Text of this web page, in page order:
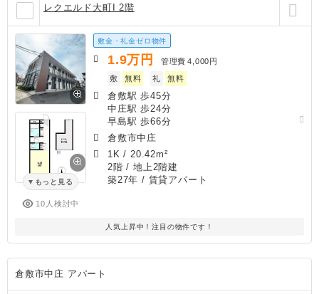
レクエルド大町I 2階
もっと見る
10人検討中
敷金・礼金ゼロ物件
1.9万円 管理費 4,000円
敷
無料 礼 無料
倉敷駅 歩45分
中庄駅 歩24分
早島駅 歩66分
倉敷市中庄
1K / 20.42m²
2階 / 地上2階建
築27年 / 賃貸アパート
人気上昇中！注目の物件です！
倉敷市中庄 アパート